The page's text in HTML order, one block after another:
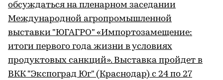
обсуждаться на пленарном заседании
Международной агропромышленной
выставки "ЮГАГРО" «Импортозамещение:
итоги первого года жизни в условиях
продуктовых санкций». Выставка пройдет в
ВКК "Экспоград Юг" (Краснодар) с 24 по 27